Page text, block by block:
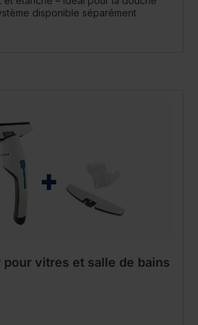
disponible séparément
pour vitres et salle de bains